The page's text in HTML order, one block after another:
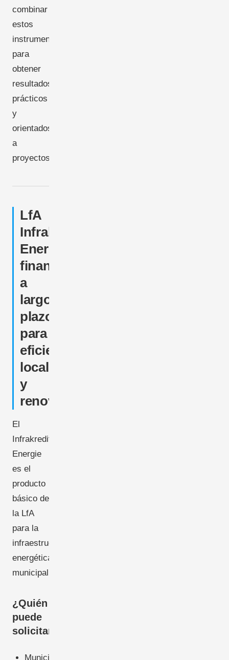
combinar
estos
instrumentos
para
obtener
resultados
prácticos
y
orientados
a
proyectos.
LfA
Infrakredit
Energie:
financiación
a
largo
plazo
para
eficiencia
local
y
renovables
El
Infrakredit
Energie
es el
producto
básico de
la LfA
para la
infraestructura
energética
municipal.
¿Quién
puede
solicitarlo?
Municipios